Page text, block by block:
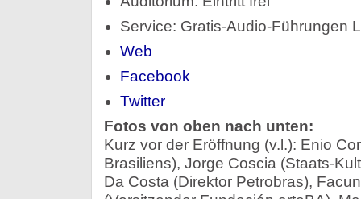
Service: Gratis-Audio-Führungen
Web
Facebook
Twitter
Fotos von oben nach unten:
Kurz vor der Eröffnung (v.l.): Enio
Brasiliens), Jorge Coscia (Staats-
Da Costa (Direktor Petrobras),